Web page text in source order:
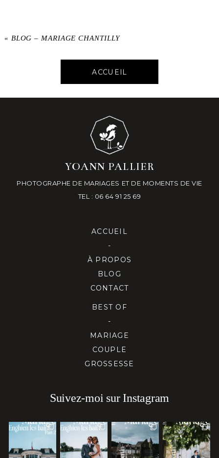
« BLOG – MARIAGE CHANTILLY
ACCUEIL
YOANN PALLIER
PHOTOGRAPHE DE MARIAGES ET DE MOMENTS DE VIE
TEL : 06 64 91 25 69
ACCUEIL
-
À PROPOS
BLOG
CONTACT
BEST OF
-
MARIAGE
COUPLE
GROSSESSE
Suivez-moi sur Instagram